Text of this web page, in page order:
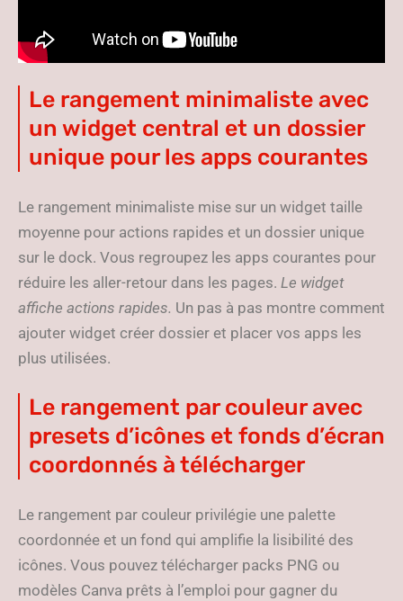
Le rangement minimaliste avec
un widget central et un dossier
unique pour les apps courantes
Le rangement minimaliste mise sur un widget taille
moyenne pour actions rapides et un dossier unique
sur le dock. Vous regroupez les apps courantes pour
réduire les aller-retour dans les pages. Le widget
affiche actions rapides. Un pas à pas montre comment
ajouter widget créer dossier et placer vos apps les
plus utilisées.
Le rangement par couleur avec
presets d’icônes et fonds d’écran
coordonnés à télécharger
Le rangement par couleur privilégie une palette
coordonnée et un fond qui amplifie la lisibilité des
icônes. Vous pouvez télécharger packs PNG ou
modèles Canva prêts à l’emploi pour gagner du